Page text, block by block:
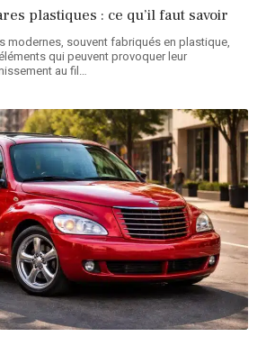
plastiques : ce qu’il faut savoir
modernes, souvent fabriqués en plastique,
qui peuvent provoquer leur
au fil…